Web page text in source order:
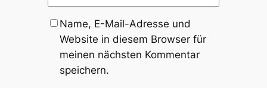
Name, E-Mail-Adresse und
Website in diesem Browser für
meinen nächsten Kommentar
speichern.